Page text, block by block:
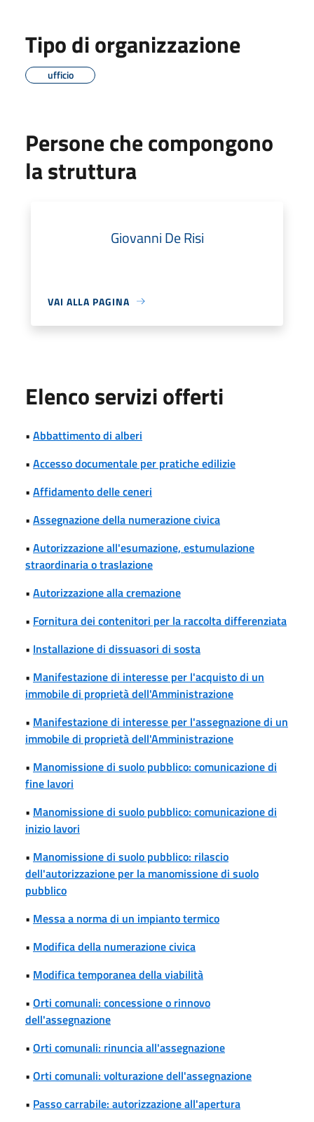
Tipo di organizzazione
ufficio
Persone che compongono
la struttura
Giovanni De Risi
VAI ALLA PAGINA
Elenco servizi offerti
• Abbattimento di alberi
• Accesso documentale per pratiche edilizie
• Affidamento delle ceneri
• Assegnazione della numerazione civica
• Autorizzazione all'esumazione, estumulazione
straordinaria o traslazione
• Autorizzazione alla cremazione
• Fornitura dei contenitori per la raccolta differenziata
• Installazione di dissuasori di sosta
• Manifestazione di interesse per l'acquisto di un
immobile di proprietà dell'Amministrazione
• Manifestazione di interesse per l'assegnazione di un
immobile di proprietà dell'Amministrazione
• Manomissione di suolo pubblico: comunicazione di
fine lavori
• Manomissione di suolo pubblico: comunicazione di
inizio lavori
• Manomissione di suolo pubblico: rilascio
dell'autorizzazione per la manomissione di suolo
pubblico
• Messa a norma di un impianto termico
• Modifica della numerazione civica
• Modifica temporanea della viabilità
• Orti comunali: concessione o rinnovo
dell'assegnazione
• Orti comunali: rinuncia all'assegnazione
• Orti comunali: volturazione dell'assegnazione
• Passo carrabile: autorizzazione all'apertura